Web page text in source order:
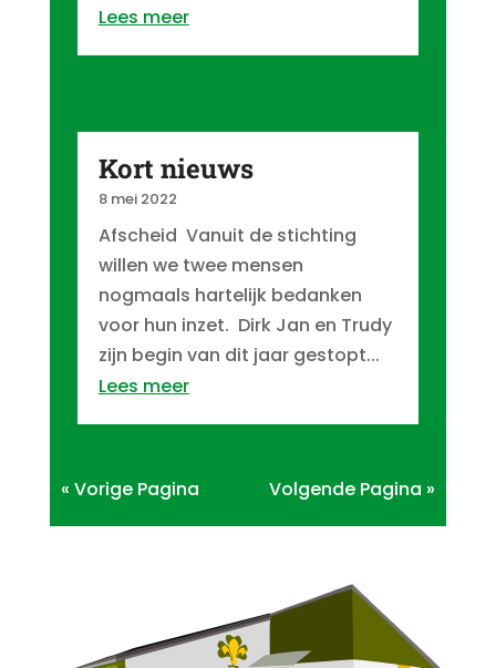
Lees meer
Kort nieuws
8 mei 2022
Afscheid Vanuit de stichting
willen we twee mensen
nogmaals hartelijk bedanken
voor hun inzet. Dirk Jan en Trudy
zijn begin van dit jaar gestopt...
Lees meer
« Vorige Pagina Volgende Pagina »